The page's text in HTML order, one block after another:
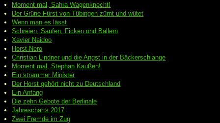
Moment mal, Sahra Wagenknecht!
Der Grüne Fürst von Tübingen zürnt und wütet
Wenn man es lässt
Schreien, Saufen, Ficken und Ballern
Xavier Naidoo
Horst-Nero
Christian Lindner und die Angst in der Bäckerschlange
Moment mal, Stephan Kaußen!
Ein strammer Minister
Der Horst gehört nicht zu Deutschland
Ein Anfang
Die zehn Gebote der Berlinale
Jahrescharts 2017
Zwei Fremde im Zug